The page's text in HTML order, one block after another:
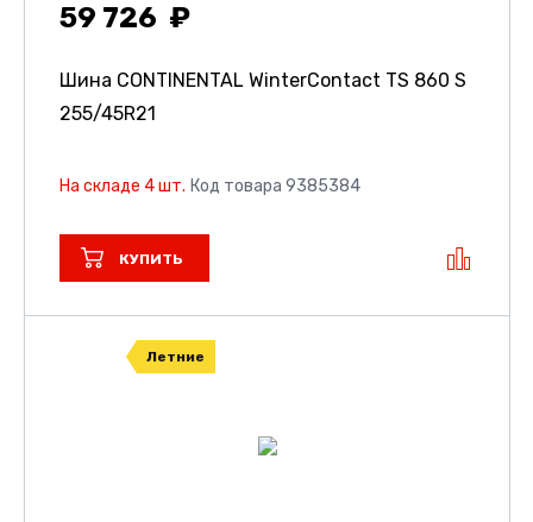
59 726
Шина CONTINENTAL WinterContact TS 860 S
255/45R21
На складе 4 шт. Код товара 9385384
КУПИТЬ
Летние